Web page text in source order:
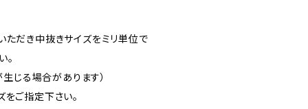
ただき中抜きサイズをミリ単位で
。
じる場合があります）
ご指定下さい。